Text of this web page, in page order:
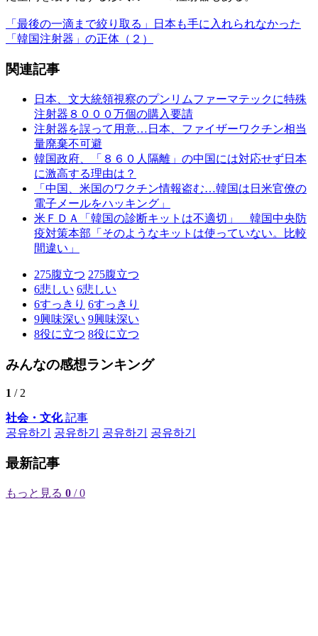
「最後の一滴まで絞り取る」日本も手に入れられなかった
「韓国注射器」の正体（２）
関連記事
日本、文大統領視察のプンリムファーマテックに特殊
注射器８０００万個の購入要請
注射器を誤って用意…日本、ファイザーワクチン相当
量廃棄不可避
韓国政府、「８６０人隔離」の中国には対応せず日本
に激高する理由は？
「中国、米国のワクチン情報盗む…韓国は日米官僚の
電子メールをハッキング」
米ＦＤＡ「韓国の診断キットは不適切」 韓国中央防
疫対策本部「そのようなキットは使っていない。比較
間違い」
275腹立つ 275腹立つ
6悲しい 6悲しい
6すっきり 6すっきり
9興味深い 9興味深い
8役に立つ 8役に立つ
みんなの感想ランキング
1 / 2
社会・文化記事
공유하기
공유하기 공유하기 공유하기
最新記事
もっと見る 0 / 0